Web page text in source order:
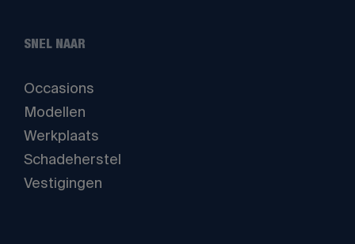
SNEL NAAR
Occasions
Modellen
Werkplaats
Schadeherstel
Vestigingen